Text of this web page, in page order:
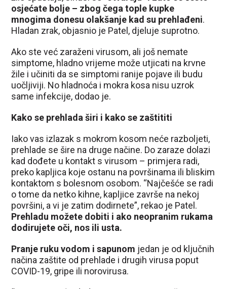
osjećate bolje – zbog čega tople kupke
mnogima donesu olakšanje kad su prehlađeni.
Hladan zrak, objasnio je Patel, djeluje suprotno.
Ako ste već zaraženi virusom, ali još nemate
simptome, hladno vrijeme može utjicati na krvne
žile i učiniti da se simptomi ranije pojave ili budu
uočljiviji. No hladnoća i mokra kosa nisu uzrok
same infekcije, dodao je.
Kako se prehlada širi i kako se zaštititi
Iako vas izlazak s mokrom kosom neće razboljeti,
prehlade se šire na druge načine. Do zaraze dolazi
kad dođete u kontakt s virusom – primjera radi,
preko kapljica koje ostanu na površinama ili bliskim
kontaktom s bolesnom osobom. “Najčešće se radi
o tome da netko kihne, kapljice završe na nekoj
površini, a vi je zatim dodirnete”, rekao je Patel.
Prehladu možete dobiti i ako neopranim rukama
dodirujete oči, nos ili usta.
Pranje ruku vodom i sapunom jedan je od ključnih
načina zaštite od prehlade i drugih virusa poput
COVID-19, gripe ili norovirusa.